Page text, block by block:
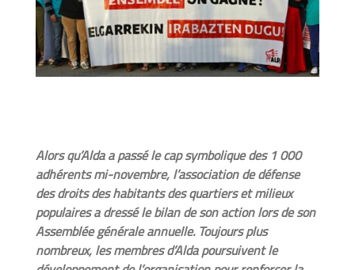
Alors qu’Alda a passé le cap symbolique des 1 000
adhérents mi-novembre, l’association de défense
des droits des habitants des quartiers et milieux
populaires a dressé le bilan de son action lors de son
Assemblée générale annuelle. Toujours plus
nombreux, les membres d’Alda poursuivent le